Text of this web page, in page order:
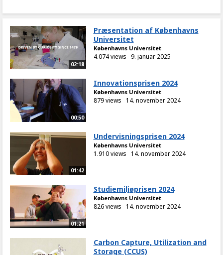
02:18
Præsentation af Københavns
Universitet
Københavns Universitet
4.074 views 9. januar 2025
00:50
Innovationsprisen 2024
Københavns Universitet
879 views 14. november 2024
01:42
Undervisningsprisen 2024
Københavns Universitet
1.910 views 14. november 2024
01:21
Studiemiljøprisen 2024
Københavns Universitet
826 views 14. november 2024
Carbon Capture, Utilization and
Storage (CCUS)